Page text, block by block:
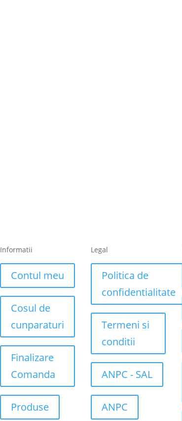
Informatii
Contul meu
Cosul de
cunparaturi
Finalizare
Comanda
Produse
Legal
Politica de
confidentialitate
Termeni si
conditii
ANPC - SAL
ANPC